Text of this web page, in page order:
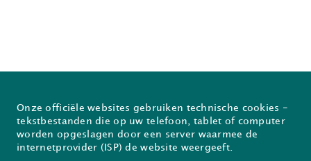
Over Prodia
Nieuwsflash
FAQ
Inschrijven voor de Prodiabrief
Onze officiële websites gebruiken technische cookies -
tekstbestanden die op uw telefoon, tablet of computer
worden opgeslagen door een server waarmee de
internetprovider (ISP) de website weergeeft.